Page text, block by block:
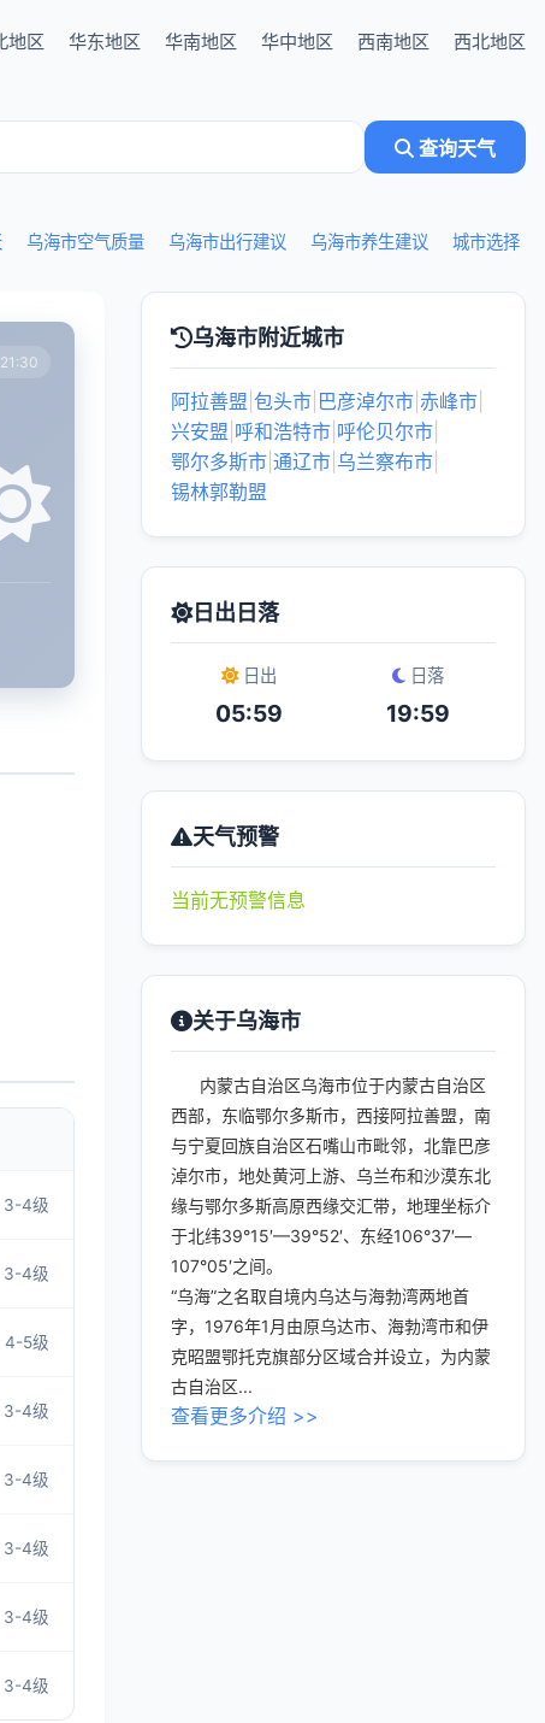
地区 华东地区 华南地区 华中地区 西南地区 西北地区
查询天气
乌海市空气质量 乌海市出行建议 乌海市养生建议 城市选择
3-4级
3-4级
4-5级
3-4级
3-4级
3-4级
3-4级
3-4级
乌海市附近城市
阿拉善盟 包头市 巴彦淖尔市 赤峰市
兴安盟 呼和浩特市 呼伦贝尔市
鄂尔多斯市 通辽市 乌兰察布市
锡林郭勒盟
日出日落
日出
05:59
日落
19:59
天气预警
当前无预警信息
关于乌海市
内蒙古自治区乌海市位于内蒙古自治区
西部，东临鄂尔多斯市，西接阿拉善盟，南
与宁夏回族自治区石嘴山市毗邻，北靠巴彦
淖尔市，地处黄河上游、乌兰布和沙漠东北
缘与鄂尔多斯高原西缘交汇带，地理坐标介
于北纬39°15′—39°52′、东经106°37′—
107°05′之间。
“乌海”之名取自境内乌达与海勃湾两地首
字，1976年1月由原乌达市、海勃湾市和伊
克昭盟鄂托克旗部分区域合并设立，为内蒙
古自治区...
查看更多介绍 >>